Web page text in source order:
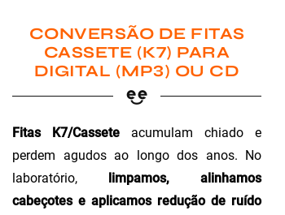
CONVERSÃO DE FITAS
CASSETE (K7) PARA
DIGITAL (MP3) OU CD
Fitas K7/Cassete acumulam chiado e
perdem agudos ao longo dos anos. No
laboratório, limpamos, alinhamos
cabeçotes e aplicamos redução de ruído